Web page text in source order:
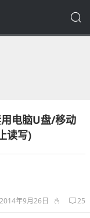
电脑U盘/移动
读写)
2014年9月26日 25